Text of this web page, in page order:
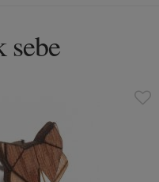
sebe